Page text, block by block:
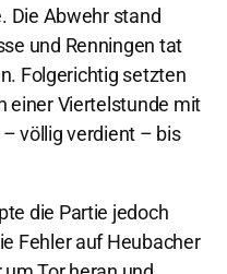
Die Abwehr stand
und Renningen tat
Folgerichtig setzten
einer Viertelstunde mit
völlig verdient – bis
die Partie jedoch
Fehler auf Heubacher